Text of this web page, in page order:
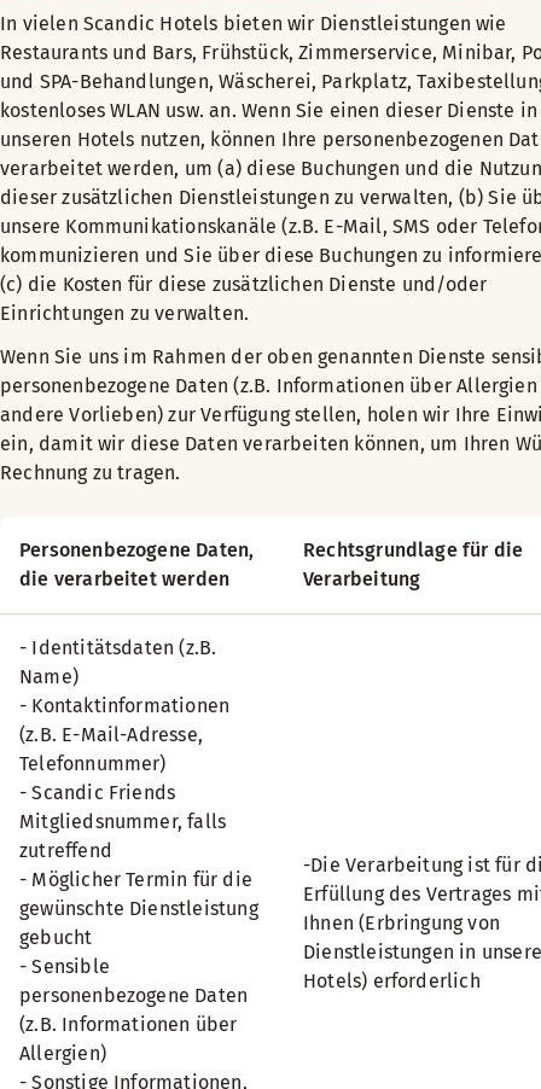
In vielen Scandic Hotels bieten wir Dienstleistungen wie
Restaurants und Bars, Frühstück, Zimmerservice, Minibar,
und SPA-Behandlungen, Wäscherei, Parkplatz,
kostenloses WLAN usw. an. Wenn Sie einen dieser Dienste in
unseren Hotels nutzen, können Ihre personenbezogenen
verarbeitet werden, um (a) diese Buchungen und die
dieser zusätzlichen Dienstleistungen zu verwalten, (b) Sie
unsere Kommunikationskanäle (z.B. E-Mail, SMS oder
kommunizieren und Sie über diese Buchungen zu
(c) die Kosten für diese zusätzlichen Dienste und/oder
Einrichtungen zu verwalten.
Wenn Sie uns im Rahmen der oben genannten Dienste
personenbezogene Daten (z.B. Informationen über
andere Vorlieben) zur Verfügung stellen, holen wir Ihre
ein, damit wir diese Daten verarbeiten können, um Ihren
Rechnung zu tragen.
Personenbezogene Daten,
die verarbeitet werden
Rechtsgrundlage für die
Verarbeitung
- Identitätsdaten (z.B.
Name)
- Kontaktinformationen
(z.B. E-Mail-Adresse,
Telefonnummer)
- Scandic Friends
Mitgliedsnummer, falls
zutreffend
- Möglicher Termin für die
gewünschte Dienstleistung
gebucht
- Sensible
personenbezogene Daten
(z.B. Informationen über
Allergien)
- Sonstige Informationen,
-Die Verarbeitung ist für
Erfüllung des Vertrages
Ihnen (Erbringung von
Dienstleistungen in
Hotels) erforderlich